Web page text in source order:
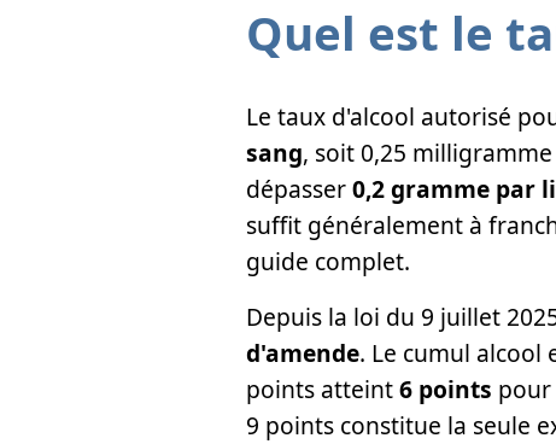
Quel est le
Le taux d'alcool autorisé
sang, soit 0,25
dépasser0,2 gramme par
suffit généralement à
guide complet.
Depuis la loi du 9 juillet
d'amende. Le cumul alcool
points atteint6 points pour
9 points constitue la seule